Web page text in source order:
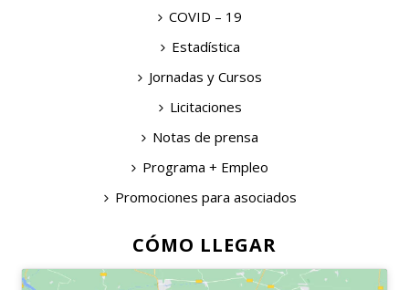
COVID – 19
Estadística
Jornadas y Cursos
Licitaciones
Notas de prensa
Programa + Empleo
Promociones para asociados
CÓMO LLEGAR